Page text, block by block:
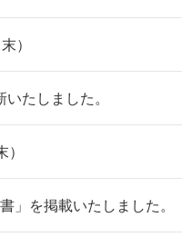
）
たしました。
」を掲載いたしました。